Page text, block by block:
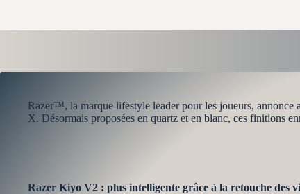
Razer™, la marque lifestyle leader pour les joueurs,
X. Désormais proposées en quartz et en blanc, ces finitions
Razer Kiyo V2 : plus intelligente grâce à la retouche des